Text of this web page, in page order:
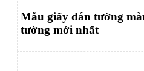
Mẫu giấy dán tường
tường mới nhất